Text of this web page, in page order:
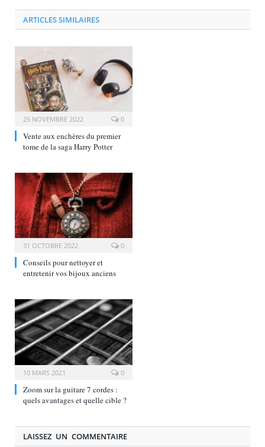
ARTICLES SIMILAIRES
25 NOVEMBRE 2022 0
Vente aux enchères du premier
tome de la saga Harry Potter
31 OCTOBRE 2022 0
Conseils pour nettoyer et
entretenir vos bijoux anciens
10 MARS 2021 0
Zoom sur la guitare 7 cordes :
quels avantages et quelle cible ?
LAISSEZ UN COMMENTAIRE